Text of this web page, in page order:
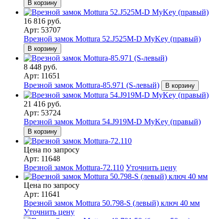
В корзину
16 816 руб.
Арт: 53707
Врезной замок Mottura 52.J525M-D MyKey (правый)
В корзину
8 448 руб.
Арт: 11651
Врезной замок Mottura-85.971 (S-левый)
В корзину
21 416 руб.
Арт: 53724
Врезной замок Mottura 54.J919M-D MyKey (правый)
В корзину
Цена по запросу
Арт: 11648
Врезной замок Mottura-72.110 Уточнить цену
Цена по запросу
Арт: 11641
Врезной замок Mottura 50.798-S (левый) ключ 40 мм
Уточнить цену